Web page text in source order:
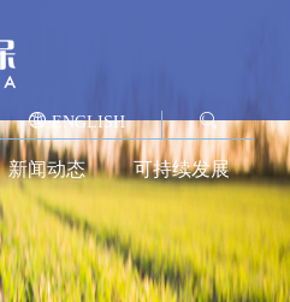
ENGLISH
可持续发展
新闻动态